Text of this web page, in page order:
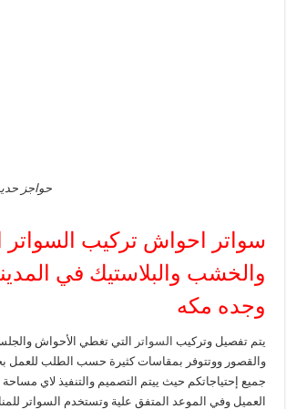
حواجز حديد
سواتر احواش تركيب السواتر
والخشب والبلاستيك في المدينه
وجده مكه
يتم تفصيل وتركيبالسواترالتي تغطي الأحواش
والقصور ووتتوفر بمقاسات كثيرة حسب الطلب للعمل
جميع إحتياجاتكم حيث ييتم التصميم والتنفيذ لاي مساحة
العميل وفي الموعد المتفق علية وتستخدم السواتر